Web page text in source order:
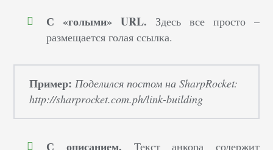
С «голыми» URL. Здесь все просто –
размещается голая ссылка.
Пример:Поделился постом на SharpRocket:
http://sharprocket.com.ph/link-building
С описанием. Текст анкора содержит